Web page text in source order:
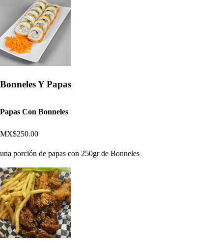
Bonneles Y Papas
Papas Con Bonneles
MX$250.00
una porción de papas con 250gr de Bonneles